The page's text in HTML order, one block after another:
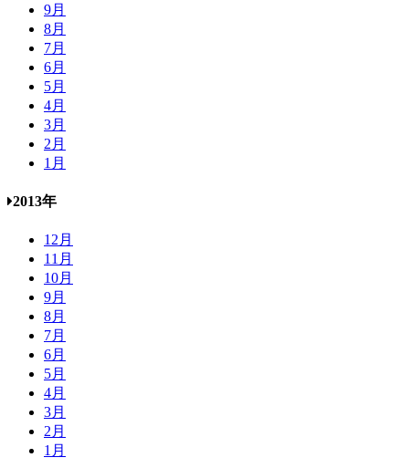
9月
8月
7月
6月
5月
4月
3月
2月
1月
2013年
12月
11月
10月
9月
8月
7月
6月
5月
4月
3月
2月
1月